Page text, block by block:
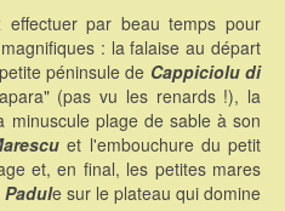
par beau temps pour
: la falaise au départ
péninsule de Cappiciolu di
(pas vu les renards !), la
minuscule plage de sable à son
et l'embouchure du petit
et, en final, les petites mares
Padule sur le plateau qui domine